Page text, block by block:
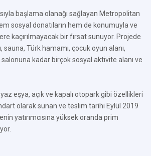
başlama olanağı sağlayan Metropolitan
sosyal donatıların hem de konumuyla ve
kaçırılmayacak bir fırsat sunuyor. Projede
sauna, Türk hamamı, çocuk oyun alanı,
kadar birçok sosyal aktivite alanı ve
eşya, açık ve kapalı otopark gibi özellikleri
olarak sunan ve teslim tarihi Eylül 2019
yatırımcısına yüksek oranda prim